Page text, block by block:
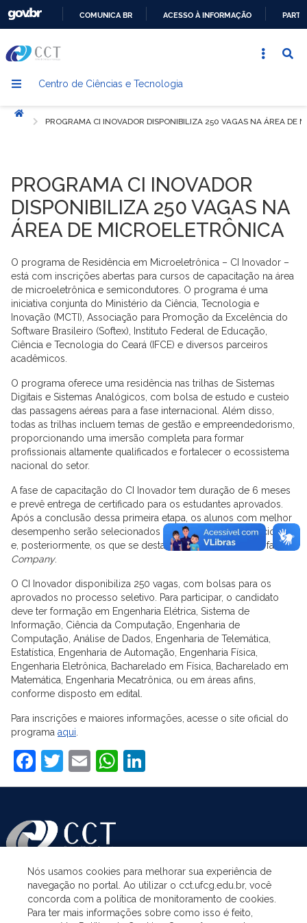
CONTEÚDO
COMUNICA BR ACESSO À INFORMAÇÃO
Centro de Ciências e Tecnologia
Início
PROGRAMA CI INOVADOR DISPONIBILIZA 250 VAGAS NA ÁREA DE
PROGRAMA CI INOVADOR
DISPONIBILIZA 250 VAGAS NA
ÁREA DE MICROELETRÔNICA
O programa de Residência em Microeletrônica – CI Inovador –
está com inscrições abertas para cursos de capacitação na área
de microeletrônica e semicondutores. O programa é uma
iniciativa conjunta do Ministério da Ciência, Tecnologia e
Inovação (MCTI), Associação para Promoção da Excelência do
Software Brasileiro (Softex), Instituto Federal de Educação,
Ciência e Tecnologia do Ceará (IFCE) e diversos parceiros
acadêmicos.
O programa oferece uma residência nas trilhas de Sistemas
Digitais e Sistemas Analógicos, com bolsa de estudo e custeio
das passagens aéreas para a fase internacional. Além disso,
todas as trilhas incluem temas de gestão e empreendedorismo,
proporcionando uma imersão completa para formar
profissionais altamente qualificados e fortalecer o ecossistema
nacional do setor.
A fase de capacitação do CI Inovador tem duração de 6 meses
e prevê entrega de certificado para os estudantes aprovados.
Após a conclusão dessa primeira etapa, os alunos com melhor
desempenho serão selecionados para a Vivência Internacional
e, posteriormente, os que se destacarem seguirão para a faseIn
Company.
O CI Inovador disponibiliza 250 vagas, com bolsas para os
aprovados no processo seletivo. Para participar, o candidato
deve ter formação em Engenharia Elétrica, Sistema de
Informação, Ciência da Computação, Engenharia de
Computação, Análise de Dados, Engenharia de Telemática,
Estatística, Engenharia de Automação, Engenharia Física,
Engenharia Eletrônica, Bacharelado em Física, Bacharelado em
Matemática, Engenharia Mecatrônica, ou em áreas afins,
conforme disposto em edital.
Para inscrições e maiores informações, acesse o site oficial do
programa aqui
Facebook
Twitter
EmailWhatsApp
ASSUNTOS
Nós usamos cookies para melhorar sua experiência de
navegação no portal. Ao utilizar o cct.ufcg.edu.br, você
concorda com a política de monitoramento de cookies.
Para ter mais informações sobre como isso é feito,